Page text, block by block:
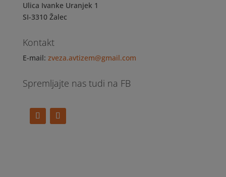
Ulica Ivanke Uranjek 1
SI-3310 Žalec
Kontakt
E-mail: zveza.avtizem@gmail.com
Spremljajte nas tudi na FB